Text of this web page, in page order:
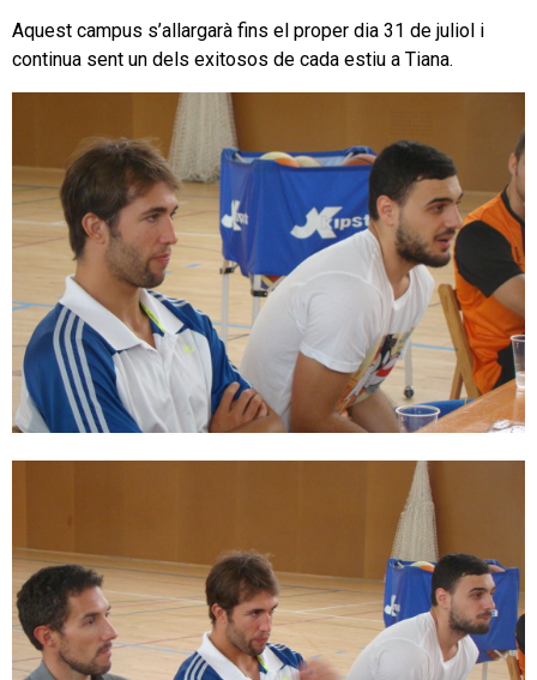
Aquest campus s’allargarà fins el proper dia 31 de juliol i
continua sent un dels exitosos de cada estiu a Tiana.